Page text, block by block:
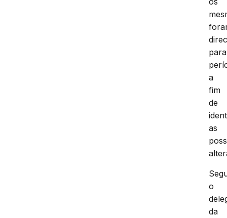
para
a
fim
de
as
o
da